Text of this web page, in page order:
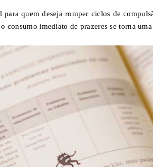
para quem deseja romper ciclos de
consumo imediato de prazeres se torna